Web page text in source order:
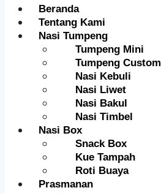
Menu
Beranda
Tentang Kami
Nasi Tumpeng
Tumpeng Mini
Tumpeng Custom
Nasi Kebuli
Nasi Liwet
Nasi Bakul
Nasi Timbel
Nasi Box
Snack Box
Kue Tampah
Roti Buaya
Prasmanan